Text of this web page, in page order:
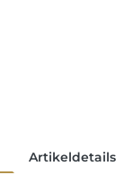
Artikeldetails